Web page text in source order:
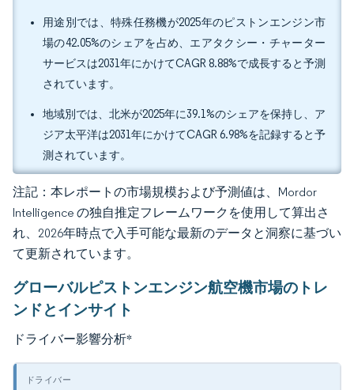
用途別では、特殊任務機が2025年のピストンエンジン市
場の42.05%のシェアを占め、エアタクシー・チャーター
サービスは2031年にかけてCAGR 8.88%で成長すると予測
されています。
地域別では、北米が2025年に39.1%のシェアを保持し、ア
ジア太平洋は2031年にかけてCAGR 6.98%を記録すると予
測されています。
注記：本レポートの市場規模および予測値は、Mordor
Intelligence の独自推定フレームワークを使用して算出さ
れ、2026年時点で入手可能な最新のデータと洞察に基づい
て更新されています。
グローバルピストンエンジン航空機市場のトレ
ンドとインサイト
ドライバー影響分析*